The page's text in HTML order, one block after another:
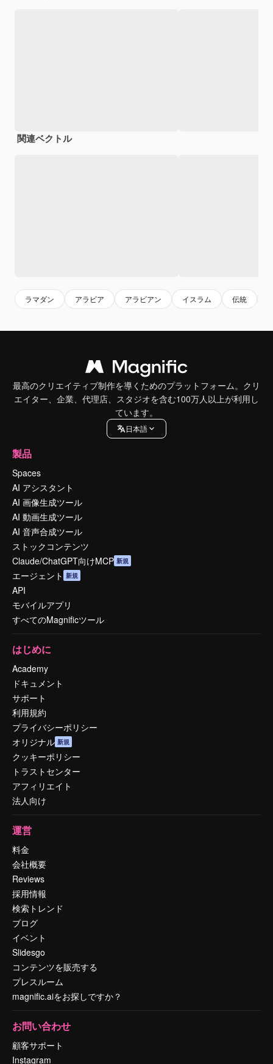
関連ベクトル
ラマダン アラビア アラビアン イスラム 伝統
最高のクリエイティブ制作を導くためのプラットフォーム。クリ
エイター、企業、代理店、スタジオを含む100万人以上が利用し
ています。
日本語
製品
Spaces
AI アシスタント
AI 画像生成ツール
AI 動画生成ツール
AI 音声合成ツール
ストックコンテンツ
Claude/ChatGPT向けMCP 新規
エージェント 新規
API
モバイルアプリ
すべてのMagnificツール
はじめに
Academy
ドキュメント
サポート
利用規約
プライバシーポリシー
オリジナル 新規
クッキーポリシー
トラストセンター
アフィリエイト
法人向け
運営
料金
会社概要
Reviews
採用情報
検索トレンド
ブログ
イベント
Slidesgo
コンテンツを販売する
プレスルーム
magnific.aiをお探しですか？
お問い合わせ
顧客サポート
Instagram